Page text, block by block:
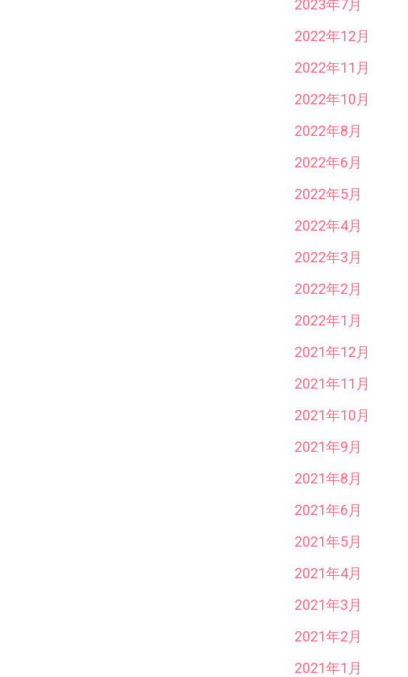
2023年7月
2022年12月
2022年11月
2022年10月
2022年8月
2022年6月
2022年5月
2022年4月
2022年3月
2022年2月
2022年1月
2021年12月
2021年11月
2021年10月
2021年9月
2021年8月
2021年6月
2021年5月
2021年4月
2021年3月
2021年2月
2021年1月